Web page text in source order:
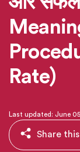
Rate)
Last updated: June
Share